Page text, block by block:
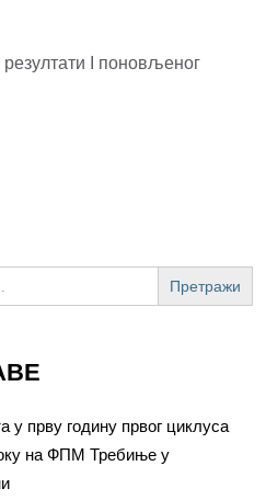
I поновљеног
прву годину првог циклуса
на ФПМ Требиње у